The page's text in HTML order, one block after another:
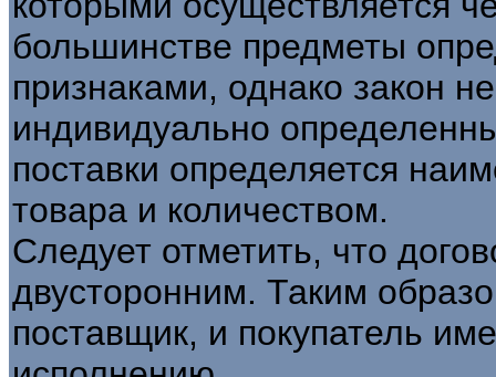
большинстве предметы
признаками, однако закон
индивидуально
поставки определяется
товара и количеством.
Следует отметить, что
двусторонним. Таким
поставщик, и покупатель